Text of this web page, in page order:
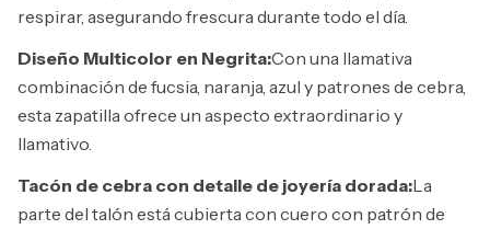
respirar, asegurando frescura durante todo el día.
Diseño Multicolor en Negrita:Con una llamativa
combinación de fucsia, naranja, azul y patrones de cebra,
esta zapatilla ofrece un aspecto extraordinario y
llamativo.
Tacón de cebra con detalle de joyería dorada:La
parte del talón está cubierta con cuero con patrón de